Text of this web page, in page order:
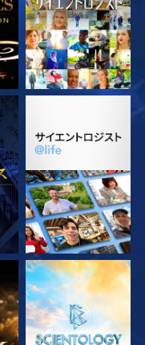
シリーズを探求
シリーズを探求